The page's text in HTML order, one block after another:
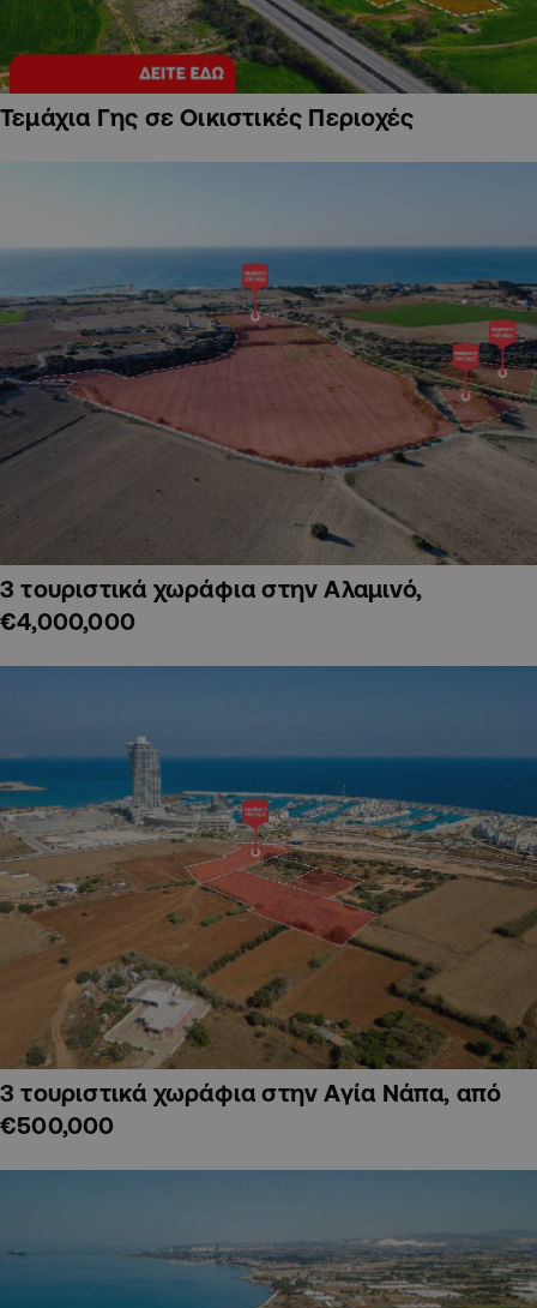
Τεμάχια Γης σε Οικιστικές Περιοχές
3 τουριστικά χωράφια στην Αλαμινό,
€4,000,000
3 τουριστικά χωράφια στην Αγία Νάπα, από
€500,000